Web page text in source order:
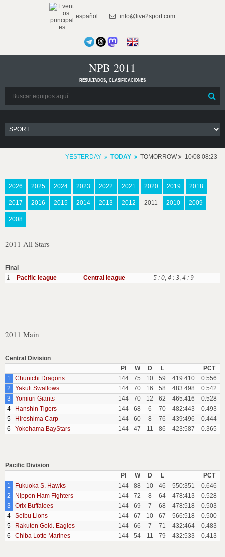
español info@live2sport.com
NPB 2011
resultados, clasificaciones
YESTERDAY TODAY TOMORROW 10/08 08:23
2026 2025 2024 2023 2022 2021 2020 2019 2018
2017 2016 2015 2014 2013 2012 2011 2010 2009
2008
2011 All Stars
Final
1
Pacific league Central league 5 : 0, 4 : 3, 4 : 9
2011 Main
Central Division
Pl
W D L
PCT
1
Chunichi Dragons 144 75 10 59 419:410
0.556
2
Yakult Swallows 144 70 16 58 483:498
0.542
3
Yomiuri Giants 144 70 12 62 465:416
0.528
4
Hanshin Tigers 144 68 6 70 482:443
0.493
5
Hiroshima Carp 144 60 8 76 439:496
0.444
6
Yokohama BayStars 144 47 11 86 423:587 0.365
Pacific Division
Pl
W D L
PCT
1
Fukuoka S. Hawks 144 88 10 46 550:351
0.646
2
Nippon Ham Fighters 144 72 8 64 478:413
0.528
3
Orix Buffaloes 144 69 7 68 478:518
0.503
4
Seibu Lions 144 67 10 67 566:518
0.500
5
Rakuten Gold. Eagles 144 66 7 71 432:464
0.483
6
Chiba Lotte Marines 144 54 11 79 432:533 0.413